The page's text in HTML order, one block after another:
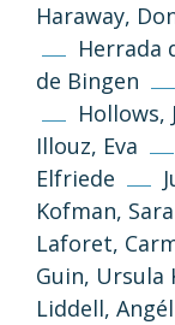
Haraway,
Herrada
de Bingen
Hollows,
Illouz, Eva
Elfriede
Kofman,
Laforet,
Guin, Ursula
Liddell,